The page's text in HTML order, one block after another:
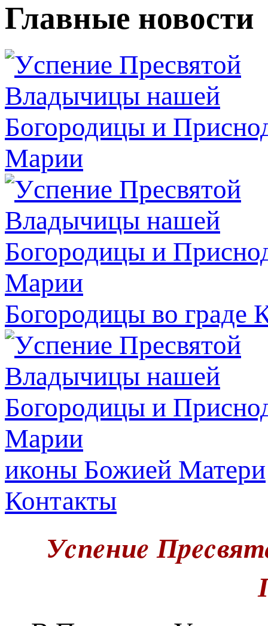
Главные новости
Богородицы во граде
иконы Божией Матери
Контакты
Уcпeниe